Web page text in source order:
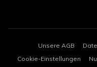
Unsere AGB
Cookie-Einstellungen